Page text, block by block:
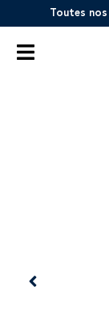
Toutes nos